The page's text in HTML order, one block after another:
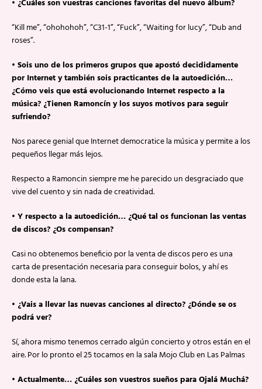
• ¿Cuáles son vuestras canciones favoritas del nuevo álbum?
“Kill me”, “ohohohoh”, “C31-1”, “Fuck”, “Waiting for lucy”, “Dub and
roses”.
• Sois uno de los primeros grupos que apostó decididamente
por Internet y también sois practicantes de la autoedición…
¿Cómo veis que está evolucionando Internet respecto a la
música? ¿Tienen Ramoncín y los suyos motivos para seguir
sufriendo?
Nos parece genial que Internet democratice la música y permite a los
pequeños llegar más lejos.
Respecto a Ramoncin siempre me he parecido un desgraciado que
vive del cuento y sin nada de creatividad.
• Y respecto a la autoedición… ¿Qué tal os funcionan las ventas
de discos? ¿Os compensan?
Casi no obtenemos beneficio por la venta de discos pero es una
carta de presentación necesaria para conseguir bolos, y ahí es
donde esta la lana.
• ¿Vais a llevar las nuevas canciones al directo? ¿Dónde se os
podrá ver?
Sí, ahora mismo tenemos cerrado algún concierto y otros están en el
aire. Por lo pronto el 25 tocamos en la sala Mojo Club en Las Palmas
• Actualmente… ¿Cuáles son vuestros sueños para Ojalá Muchá?